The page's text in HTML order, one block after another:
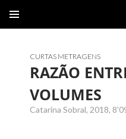
CONTEÚDO
CURTAS METRAGENS
RAZÃO
VOLUMES
Catarina Sobral, 2018,